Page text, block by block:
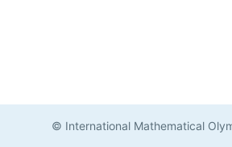
© International Mathematical